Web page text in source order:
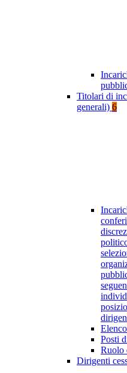
Titolari di
generali) 6
Posti
Ruolo
Dirigenti